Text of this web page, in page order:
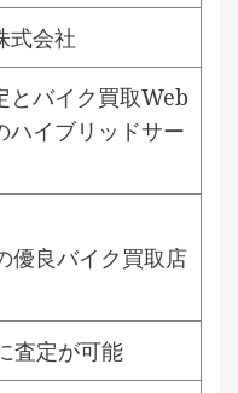
式会社
とバイク買取Web
ハイブリッドサー
優良バイク買取店
査定が可能